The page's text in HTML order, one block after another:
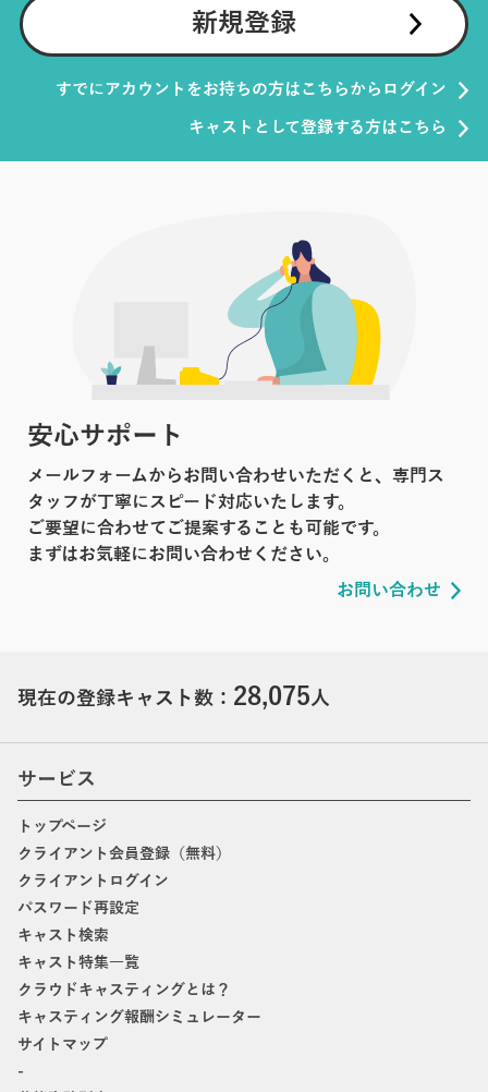
新規登録
すでにアカウントをお持ちの方はこちらからログイン
キャストとして登録する方はこちら
安心サポート
メールフォームからお問い合わせいただくと、専門ス
タッフが丁寧にスピード対応いたします。
ご要望に合わせてご提案することも可能です。
まずはお気軽にお問い合わせください。
お問い合わせ
現在の登録キャスト数： 28,075人
サービス
トップページ
クライアント会員登録（無料）
クライアントログイン
パスワード再設定
キャスト検索
キャスト特集一覧
クラウドキャスティングとは？
キャスティング報酬シミュレーター
サイトマップ
-